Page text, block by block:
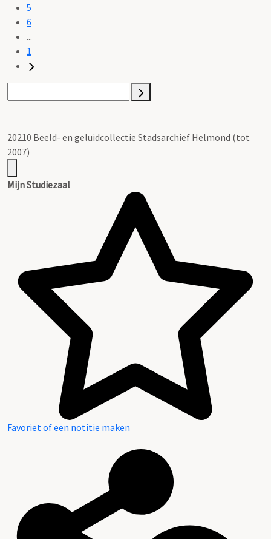
5
6
...
1
20210 Beeld- en geluidcollectie Stadsarchief Helmond (tot
2007)
Mijn Studiezaal
Favoriet of een notitie maken